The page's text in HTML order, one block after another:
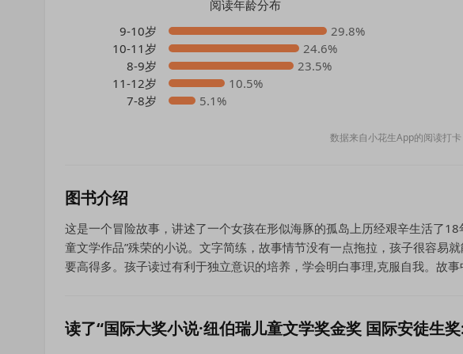
阅读年龄分布
9-10岁
29.8%
10-11岁
24.6%
8-9岁
23.5%
11-12岁
10.5%
7-8岁
5.1%
数据来自小花生App的阅读打卡
图书介绍
这是一个冒险故事，讲述了一个女孩在形似海豚的孤岛上历经艰辛生活了
童文学作品”殊荣的小说。文字简练，故事情节没有一点拖拉，孩子很容易
要高得多。孩子读过有利于独立意识的培养，学会明白事理,克服自我。故
读了“国际大奖小说·纽伯瑞儿童文学奖金奖 国际安徒生